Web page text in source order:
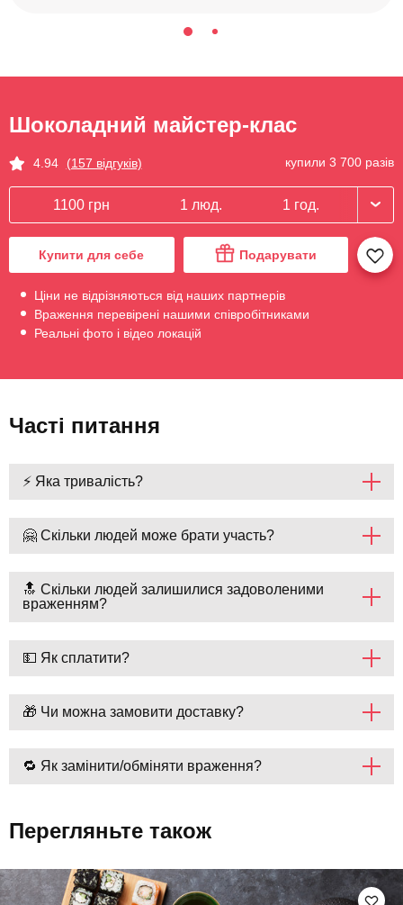
Шоколадний майстер-клас
4.94 (157 відгуків) купили 3 700 разів
1100 грн 1 люд. 1 год.
Купити для себе Подарувати
Ціни не відрізняються від наших партнерів
Враження перевірені нашими співробітниками
Реальні фото і відео локацій
Часті питання
⚡ Яка тривалість?
🤗 Скільки людей може брати участь?
🔝 Скільки людей залишилися задоволеними
враженням?
💵 Як сплатити?
🎁 Чи можна замовити доставку?
🔁 Як замінити/обміняти враження?
Перегляньте також